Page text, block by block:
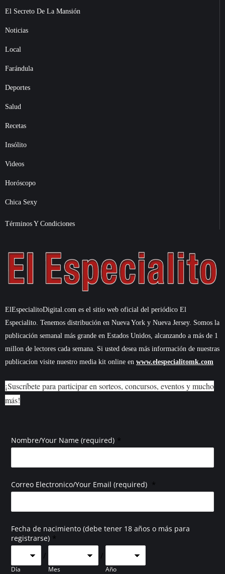
El Secreto De La Mansión
Noticias
Local
Farándula
Deportes
Salud
Recetas
Insólito
Videos
Horóscopo
Chica Sexy
Términos Y Condiciones
ElEspecialitoDigital.com es el sitio web oficial del periódico El
Especialito. Tenemos distribución en Nueva York y Nueva Jersey. Somos la
publicación semanal más grande en Estados Unidos, alcanzando a más de 1
millon de lectores cada semana. Si usted desea más información de nuestras
publicacion visite nuestro media kit online en www.elespecialitomk.com
¡Suscríbete para participar en sorteos, concursos, eventos y mucho
más!
Nombre/Your Name (required) *
Correo Electronico/Your Email (required) *
Fecha de nacimiento (debe tener 18 años o más para
registrarse) *
Día
/
Mes
/
Año